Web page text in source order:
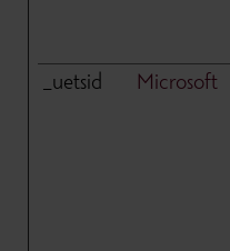
_uetsid Microsoft